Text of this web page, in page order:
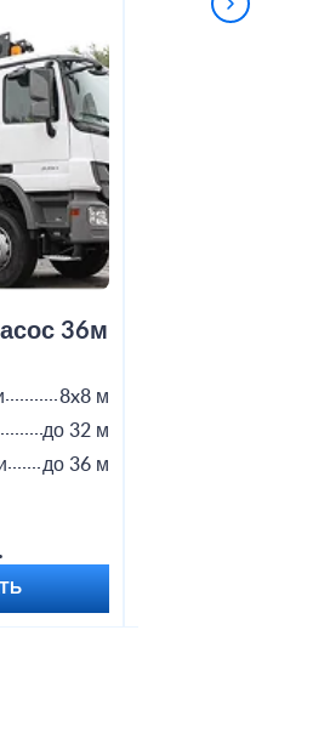
36м
8x8 м
до 32 м
до 36 м